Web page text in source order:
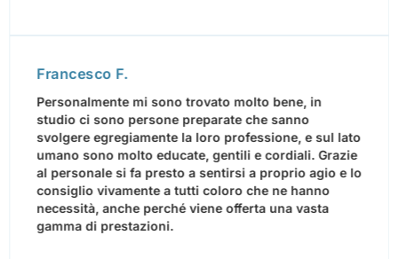
Francesco F.
Personalmente mi sono trovato molto bene, in
studio ci sono persone preparate che sanno
svolgere egregiamente la loro professione, e sul lato
umano sono molto educate, gentili e cordiali. Grazie
al personale si fa presto a sentirsi a proprio agio e lo
consiglio vivamente a tutti coloro che ne hanno
necessità, anche perché viene offerta una vasta
gamma di prestazioni.